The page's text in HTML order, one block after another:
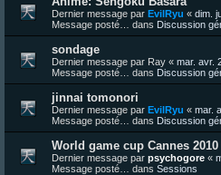
Dernier message par EvilRyu « dim.
Message posté… dans Discussion
sondage
Dernier message par Ray « mar. avr.
Message posté… dans Discussion
jinnai tomonori
Dernier message par EvilRyu « mar.
Message posté… dans Discussion
World game cup Cannes 2010
Dernier message par psychogore «
Message posté… dans Sessions